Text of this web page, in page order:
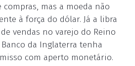
mas a moeda não
à força do dólar. Já a libra
vendas no varejo do Reino
da Inglaterra tenha
com aperto monetário.